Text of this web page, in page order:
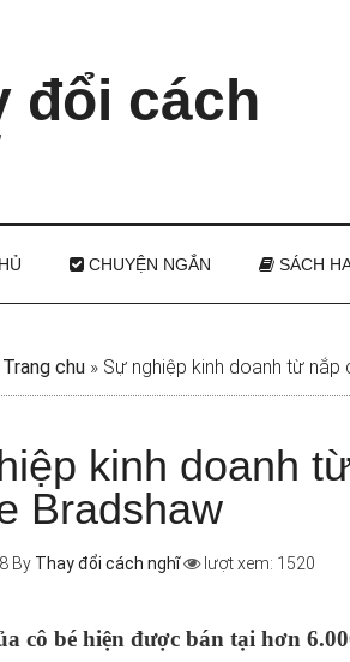
đổi cách
CHUYỆN NGẮN SÁCH
Trang chu » Sự nghiệp kinh doanh từ
kinh doanh
Bradshaw
By Thay đổi cách nghĩ lượt xem: 1520
cô bé hiện được bán tại hơn